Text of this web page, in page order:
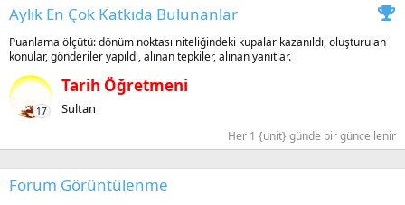
Aylık En Çok Katkıda Bulunanlar
Puanlama ölçütü: dönüm noktası niteliğindeki kupalar kazanıldı, oluşturulan
konular, gönderiler yapıldı, alınan tepkiler, alınan yanıtlar.
17
Tarih Öğretmeni
Sultan
Her 1 {unit} günde bir güncellenir
Forum Görüntülenme